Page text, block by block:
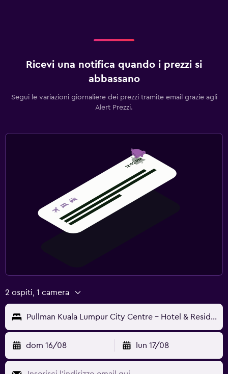
Ricevi una notifica quando i prezzi si
abbassano
Segui le variazioni giornaliere dei prezzi tramite email grazie agli
Alert Prezzi.
2 ospiti, 1 camera
Pullman Kuala Lumpur City Centre - Hotel & Residences
dom 16/08 lun 17/08